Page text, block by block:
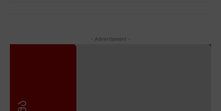
- Advertisment -